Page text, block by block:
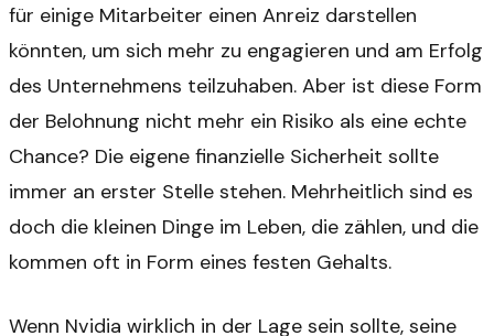
für einige Mitarbeiter einen Anreiz darstellen
könnten, um sich mehr zu engagieren und am Erfolg
des Unternehmens teilzuhaben. Aber ist diese Form
der Belohnung nicht mehr ein Risiko als eine echte
Chance? Die eigene finanzielle Sicherheit sollte
immer an erster Stelle stehen. Mehrheitlich sind es
doch die kleinen Dinge im Leben, die zählen, und die
kommen oft in Form eines festen Gehalts.
Wenn Nvidia wirklich in der Lage sein sollte, seine